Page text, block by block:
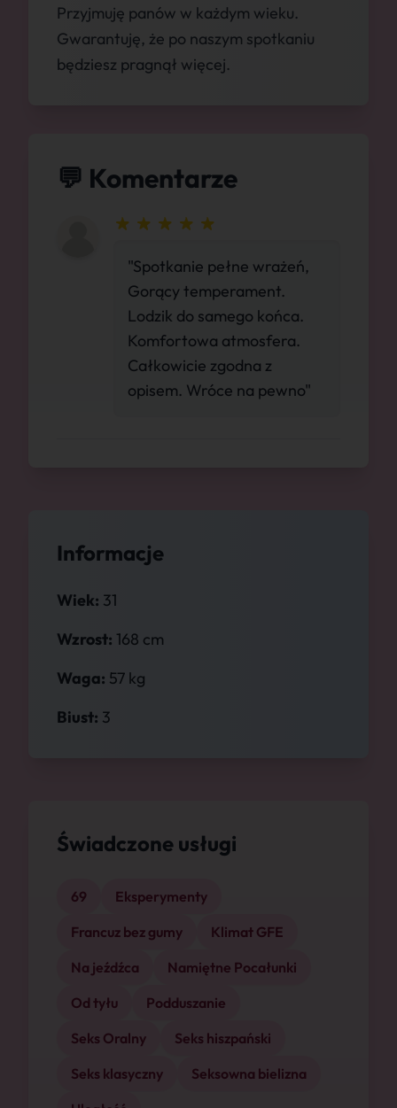
Informacje
Wiek: 31
Wzrost: 168 cm
Waga: 57 kg
Biust: 3
Świadczone usługi
69
Eksperymenty
Francuz bez gumy
Klimat GFE
Na jeźdźca
Namiętne Pocałunki
Od tyłu
Podduszanie
Seks Oralny
Seks hiszpański
Seks klasyczny
Seksowna bielizna
Przyjmuję panów w każdym wieku.
Gwarantuję, że po naszym spotkaniu
będziesz pragnął więcej.
💬 Komentarze
"Spotkanie pełne wrażeń,
Gorący temperament.
Lodzik do samego końca.
Komfortowa atmosfera.
Całkowicie zgodna z
opisem. Wróce na pewno"